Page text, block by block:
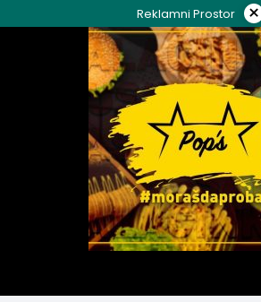
to
Reklamni Prostor ×